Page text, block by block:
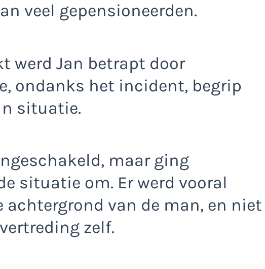
veel gepensioneerden.
werd Jan betrapt door
ondanks het incident, begrip
situatie.
maar ging
situatie om. Er werd vooral
achtergrond van de man, en niet
zelf.